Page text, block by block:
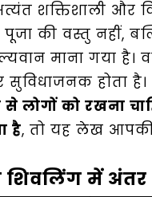
शक्तिशाली
की वस्तु नहीं,
माना गया है।
होता
लोगों को रखना
है, तो यह लेख
शिवलिंग में अंतर